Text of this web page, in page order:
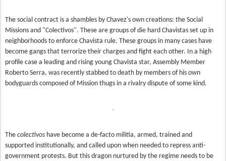
The social contract is a shambles by Chavez's own creations: the Social
Missions and "Colectivos". These are groups of die hard Chavistas set up in
neighborhoods to enforce Chavista rule. These groups in many cases have
become gangs that terrorize their charges and fight each other. In a high
profile case a leading and rising young Chavista star, Assembly Member
Roberto Serra, was recently stabbed to death by members of his own
bodyguards composed of Mission thugs in a rivalry dispute of some kind.
The colectivos have become a de-facto militia, armed, trained and
supported institutionally, and called upon when needed to repress anti-
government protests. But this dragon nurtured by the regime needs to be